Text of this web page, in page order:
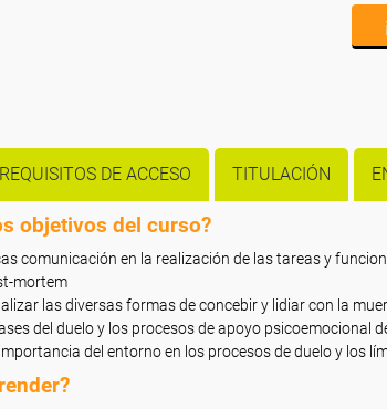
REQUISITOS DE ACCESO TITULACIÓN
objetivos del curso?
comunicación en la realización de las tareas y
mortem
las diversas formas de concebir y lidiar con la
del duelo y los procesos de apoyo psicoemocional
del entorno en los procesos de duelo y los